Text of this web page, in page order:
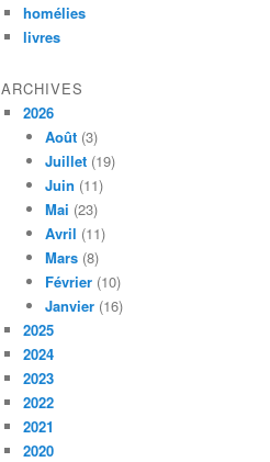
homélies
livres
ARCHIVES
2026
Août (3)
Juillet (19)
Juin (11)
Mai (23)
Avril (11)
Mars (8)
Février (10)
Janvier (16)
2025
2024
2023
2022
2021
2020